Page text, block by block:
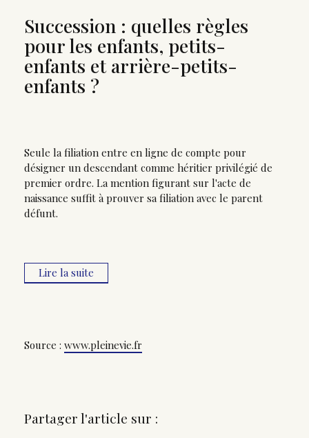
Succession : quelles règles
pour les enfants, petits-
enfants et arrière-petits-
enfants ?
Source : www.pleinevie.fr
Seule la filiation entre en ligne de compte pour
désigner un descendant comme héritier privilégié de
premier ordre. La mention figurant sur l'acte de
naissance suffit à prouver sa filiation avec le parent
défunt.
Lire la suite